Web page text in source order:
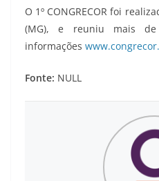
O 1º CONGRECOR foi
(MG), e reuniu mais
informações
Fonte: NULL